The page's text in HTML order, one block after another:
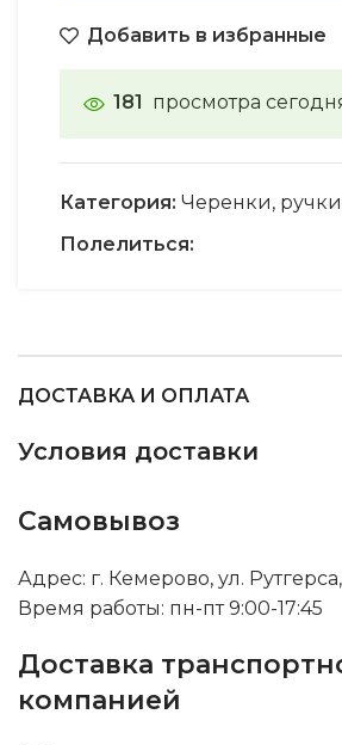
Добавить в избранные
181 просмотра
Категория: Черенки, ручки
Полелиться:
ДОСТАВКА И ОПЛАТА
Условия доставки
Самовывоз
Адрес: г. Кемерово, ул.
Время работы: пн-пт 9:00-17:45
Доставка
компанией